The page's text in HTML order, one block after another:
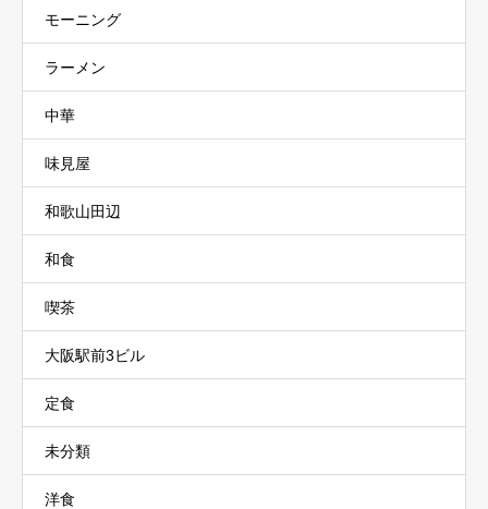
モーニング
ラーメン
中華
味見屋
和歌山田辺
和食
喫茶
大阪駅前3ビル
定食
未分類
洋食